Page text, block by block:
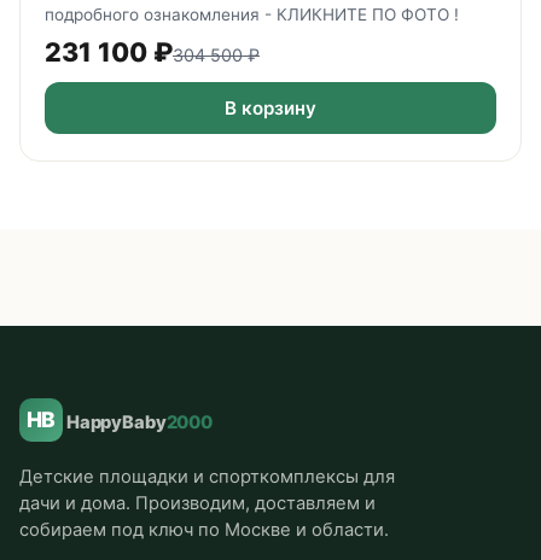
подробного ознакомления - КЛИКНИТЕ ПО ФОТО !
231 100 ₽304 500₽
В корзину
HB HappyBaby2000
Детские площадки и спорткомплексы для
дачи и дома. Производим, доставляем и
собираем под ключ по Москве и области.